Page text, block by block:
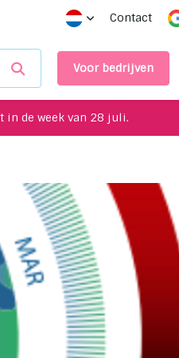
een afspraak in onze
Contact
Voor bedrijven
in de week van 28 juli.